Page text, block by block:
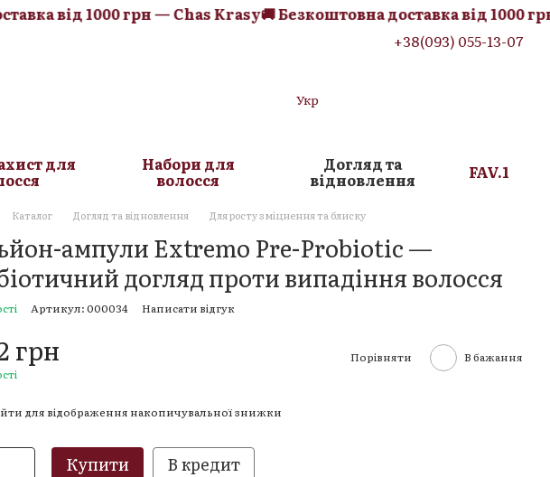
від 1000 грн — Chas Krasy🚚 Безкоштовна доставка від 1000 грн
+38(093) 055-13-07
Укр
для Набори для
волосся
Догляд та
відновлення FAV.1
Каталог Догляд та відновлення Для росту зміцнення та блиску
ампули Extremo Pre-Probiotic —
догляд проти випадіння волосся
Артикул: 000034 Написати відгук
грн Порівняти В бажання
для відображення накопичувальної знижки
Купити В кредит